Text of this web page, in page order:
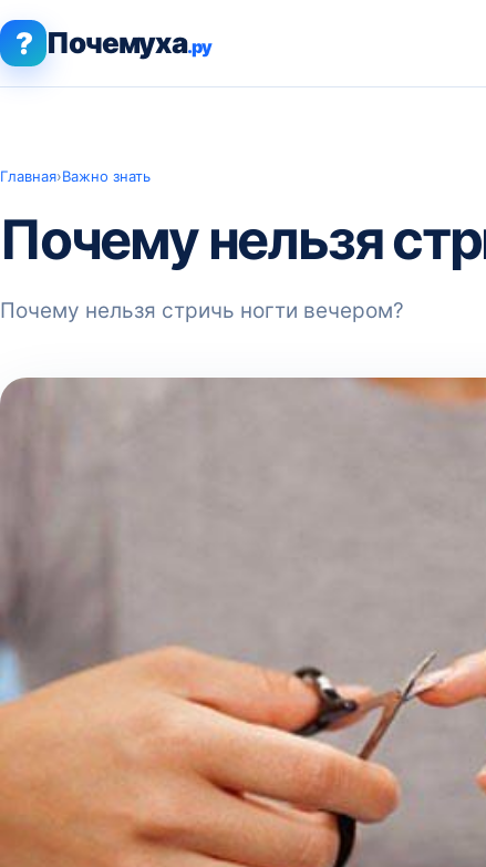
? Почемуха.ру
Главная›Важно знать
Почему нельзя
Почему нельзя стричь ногти вечером?